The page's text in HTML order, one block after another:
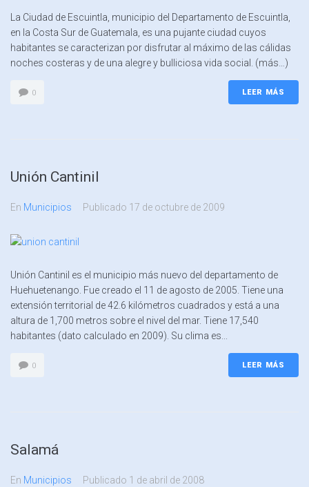
La Ciudad de Escuintla, municipio del Departamento de Escuintla,
en la Costa Sur de Guatemala, es una pujante ciudad cuyos
habitantes se caracterizan por disfrutar al máximo de las cálidas
noches costeras y de una alegre y bulliciosa vida social. (más…)
0 LEER MÁS
Unión Cantinil
En Municipios Publicado 17 de octubre de 2009
Unión Cantinil es el municipio más nuevo del departamento de
Huehuetenango. Fue creado el 11 de agosto de 2005. Tiene una
extensión territorial de 42.6 kilómetros cuadrados y está a una
altura de 1,700 metros sobre el nivel del mar. Tiene 17,540
habitantes (dato calculado en 2009). Su clima es...
0 LEER MÁS
Salamá
En Municipios Publicado 1 de abril de 2008